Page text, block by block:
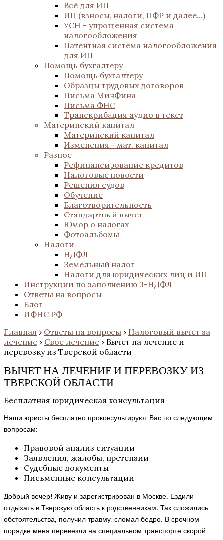
Всё для ИП
ИП (взносы, налоги, ПФР и далее...)
УСН - упрощенная система
налогообложения
Патентная система налогообложения
для ИП
Помощь бухгалтеру
Помощь бухгалтеру
Образцы трудовых договоров
Письма МинФина
Письма ФНС
Транскрибация аудио в текст
Материнский капитал
Материнский капитал
Изменения - мат. капитал
Разное
Рефинансирование кредитов
Налоговые новости
Решения судов
Обучение
Благотворительность
Стандартный вычет
Юмор о налогах
Фотоальбомы
Налоги
НДФЛ
Земельный налог
Налоги для юридических лиц и ИП
Инструкции по заполнению 3-НДФЛ
Ответы на вопросы
Блог
ИФНС РФ
Главная › Ответы на вопросы › Налоговый вычет за
лечение › Свое лечение › Вычет на лечение и
перевозку из Тверской области
ВЫЧЕТ НА ЛЕЧЕНИЕ И ПЕРЕВОЗКУ ИЗ
ТВЕРСКОЙ ОБЛАСТИ
Бесплатная юридическая консультация
Наши юристы бесплатно проконсультируют Вас по следующим
вопросам:
Правовой анализ ситуации
Заявления, жалобы, претензии
Судебные документы
Письменные консультации
Добрый вечер! Живу и зарегистрирован в Москве. Ездили
отдыхать в Тверскую область к родственникам. Так сложились
обстоятельства, получил травму, сломал бедро. В срочном
порядке меня перевезли на специальном транспорте скорой